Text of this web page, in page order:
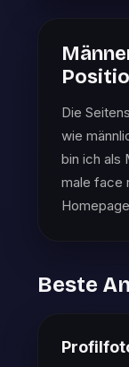
Die
wie
bin ich als
male face
Beste